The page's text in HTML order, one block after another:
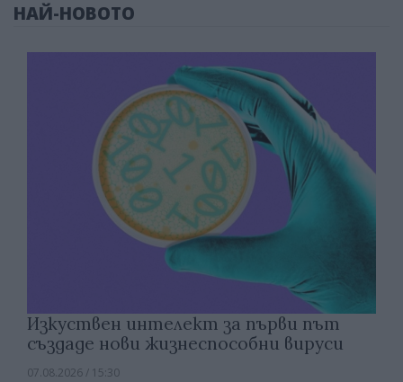
НАЙ-НОВОТО
Изкуствен интелект за първи път
създаде нови жизнеспособни вируси
07.08.2026 / 15:30